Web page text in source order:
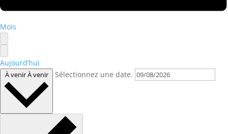
Mois
Aujourd’hui
À venirÀ venir Sélectionnez une date.